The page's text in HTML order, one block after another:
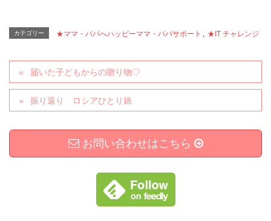
カテゴリー ★ママ・パパへハッピーママ・パパサポート ★IT チャレンジ
届いた子どもからの贈り物♡
振り返り ロシアひとり旅
お問い合わせはこちら